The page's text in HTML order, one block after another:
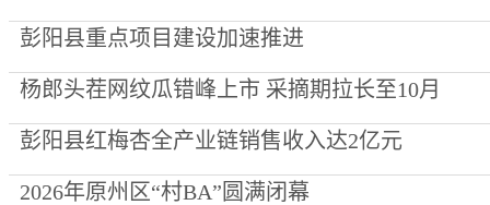
彭阳县重点项目建设加速推进
杨郎头茬网纹瓜错峰上市 采摘期拉长至10月
彭阳县红梅杏全产业链销售收入达2亿元
2026年原州区“村BA”圆满闭幕